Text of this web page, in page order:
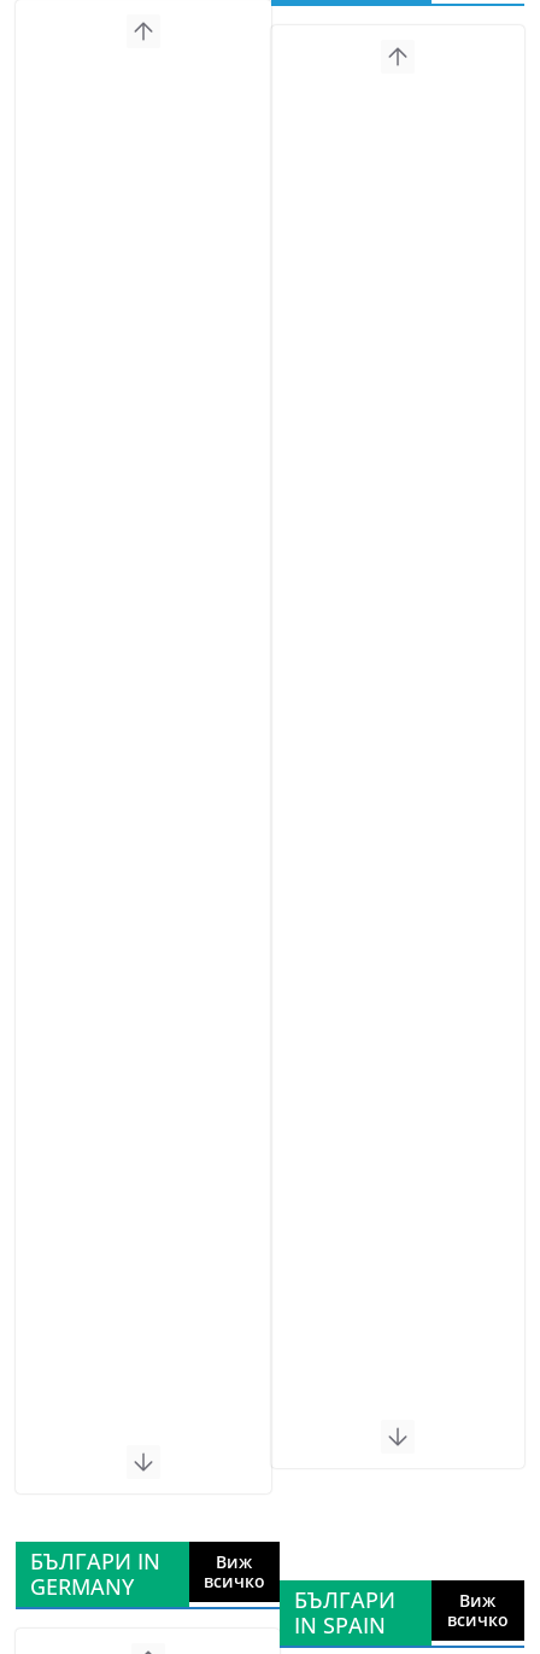
БЪЛГАРИ IN
GERMANY
Виж
всичко
БЪЛГАРИ
IN SPAIN
Виж
всичко